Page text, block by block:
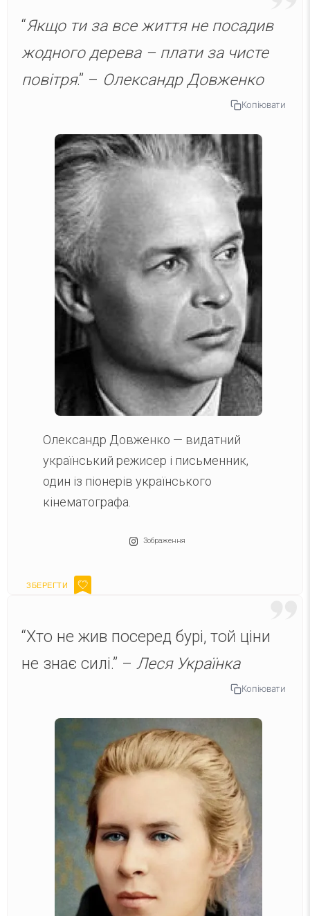
“Якщо ти за все життя не посадив
жодного дерева – плати за чисте
повітря.” – Олександр Довженко
Копіювати
Олександр Довженко — видатний
український режисер і письменник,
один із піонерів українського
кінематографа.
Зображення
“Хто не жив посеред бурі, той ціни
не знає силі.” – Леся Українка
Копіювати